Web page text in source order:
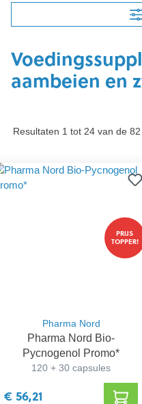
aambeien en
Resultaten 1 tot 24 van de 82
PRIJS
TOPPER!
Pharma Nord
Pharma Nord Bio-
Pycnogenol Promo*
120 + 30 capsules
€ 56,21